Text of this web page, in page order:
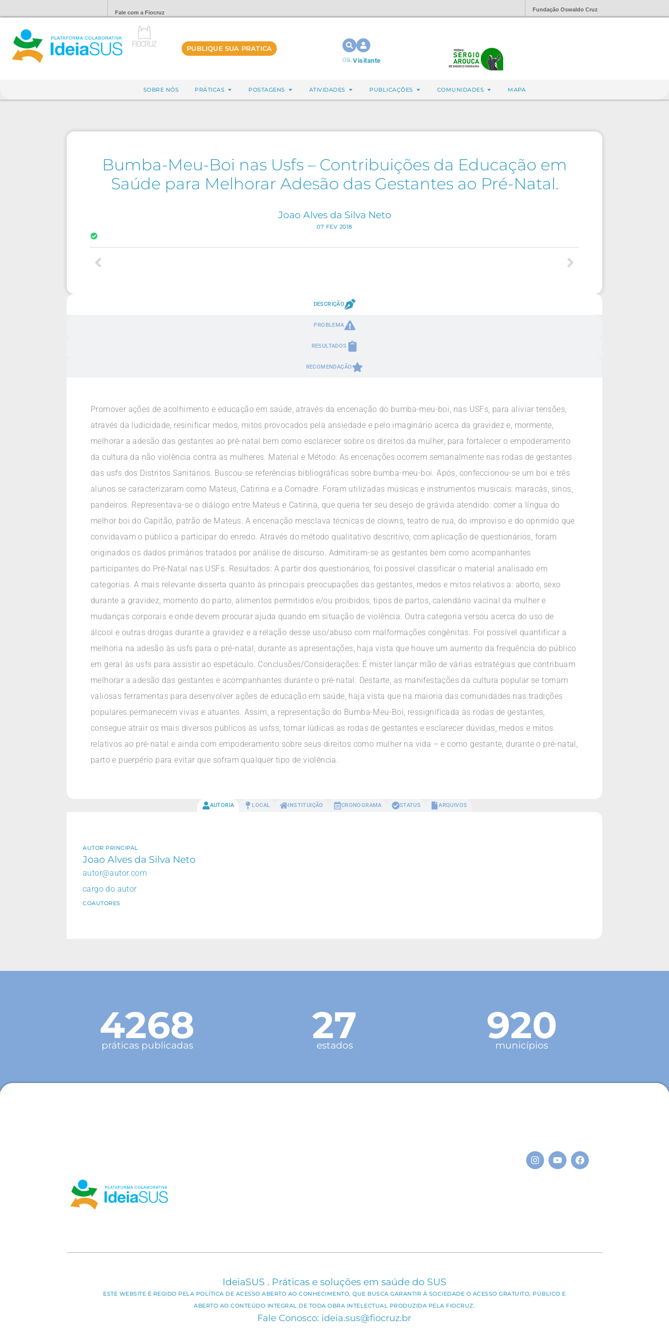
Fale com a Fiocruz Fundação Oswaldo Cruz
PUBLIQUE SUA PRATICA
Olá,Visitante
SOBRE NÓS PRÁTICAS POSTAGENS ATIVIDADES PUBLICAÇÕES COMUNIDADES MAPA
Bumba-Meu-Boi nas Usfs – Contribuições da Educação em
Saúde para Melhorar Adesão das Gestantes ao Pré-Natal.
Joao Alves da Silva Neto
07 FEV 2018
DESCRIÇÃO
PROBLEMA
RESULTADOS
RECOMENDAÇÃO
Promover ações de acolhimento e educação em saúde, através da encenação do bumba-meu-boi, nas USFs, para aliviar tensões,
através da ludicidade, resinificar medos, mitos provocados pela ansiedade e pelo imaginário acerca da gravidez e, mormente,
melhorar a adesão das gestantes ao pré-natal bem como esclarecer sobre os direitos da mulher, para fortalecer o empoderamento
da cultura da não violência contra as mulheres. Material e Método: As encenações ocorrem semanalmente nas rodas de gestantes
das usfs dos Distritos Sanitários. Buscou-se referências bibliográficas sobre bumba-meu-boi. Após, confeccionou-se um boi e três
alunos se caracterizaram como Mateus, Catirina e a Comadre. Foram utilizadas músicas e instrumentos musicais: maracás, sinos,
pandeiros. Representava-se o diálogo entre Mateus e Catirina, que queria ter seu desejo de grávida atendido: comer a língua do
melhor boi do Capitão, patrão de Mateus. A encenação mesclava técnicas de clowns, teatro de rua, do improviso e do oprimido que
convidavam o público a participar do enredo. Através do método qualitativo descritivo, com aplicação de questionários, foram
originados os dados primários tratados por análise de discurso. Admitiram-se as gestantes bem como acompanhantes
participantes do Pré-Natal nas USFs. Resultados: A partir dos questionários, foi possível classificar o material analisado em
categorias. A mais relevante disserta quanto às principais preocupações das gestantes, medos e mitos relativos a: aborto, sexo
durante a gravidez, momento do parto, alimentos permitidos e/ou proibidos, tipos de partos, calendário vacinal da mulher e
mudanças corporais e onde devem procurar ajuda quando em situação de violência. Outra categoria versou acerca do uso de
álcool e outras drogas durante a gravidez e a relação desse uso/abuso com malformações congênitas. Foi possível quantificar a
melhoria na adesão às usfs para o pré-natal, durante as apresentações, haja vista que houve um aumento da frequência do público
em geral às usfs para assistir ao espetáculo. Conclusões/Considerações: É mister lançar mão de várias estratégias que contribuam
melhorar a adesão das gestantes e acompanhantes durante o pré-natal. Destarte, as manifestações da cultura popular se tornam
valiosas ferramentas para desenvolver ações de educação em saúde, haja vista que na maioria das comunidades nas tradições
populares permanecem vivas e atuantes. Assim, a representação do Bumba-Meu-Boi, ressignificada às rodas de gestantes,
consegue atrair os mais diversos públicos às usfss, tornar lúdicas as rodas de gestantes e esclarecer dúvidas, medos e mitos
relativos ao pré-natal e ainda com empoderamento sobre seus direitos como mulher na vida – e como gestante, durante o pré-natal,
parto e puerpério para evitar que sofram qualquer tipo de violência.
AUTORIA LOCAL INSTITUIÇÃO CRONOGRAMA STATUS ARQUIVOS
AUTOR PRINCIPAL
Joao Alves da Silva Neto
autor@autor.com
cargo do autor
COAUTORES
4268
práticas publicadas 27
estados 920
municípios
IdeiaSUS . Práticas e soluções em saúde do SUS
ESTE WEBSITE É REGIDO PELA POLÍTICA DE ACESSO ABERTO AO CONHECIMENTO, QUE BUSCA GARANTIR À SOCIEDADE O ACESSO GRATUITO, PÚBLICO E
ABERTO AO CONTEÚDO INTEGRAL DE TODA OBRA INTELECTUAL PRODUZIDA PELA FIOCRUZ.
Fale Conosco: ideia.sus@fiocruz.br